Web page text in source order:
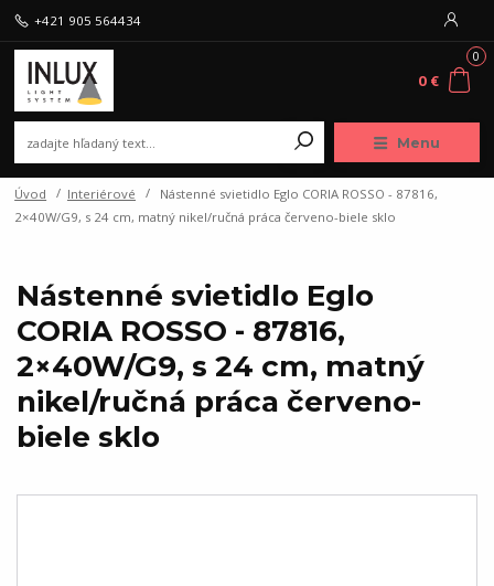
Menu
+421 905 564434
0
0 €
Úvod Interiérové
Nástenné svietidlo Eglo CORIA ROSSO - 87816,
2×40W/G9, s 24 cm, matný nikel/ručná práca červeno-biele sklo
Nástenné svietidlo Eglo
CORIA ROSSO - 87816,
2×40W/G9, s 24 cm, matný
nikel/ručná práca červeno-
biele sklo